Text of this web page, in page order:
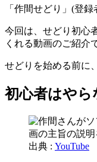
「作間せどり」(登
今回は、せどり初心
くれる動画のご紹介
せどりを始める前に
初心者はや
出典 : YouTube